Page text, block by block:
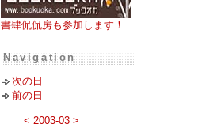
書肆侃侃房も参加します！
Navigation
次の日
前の日
< 2003-03 >